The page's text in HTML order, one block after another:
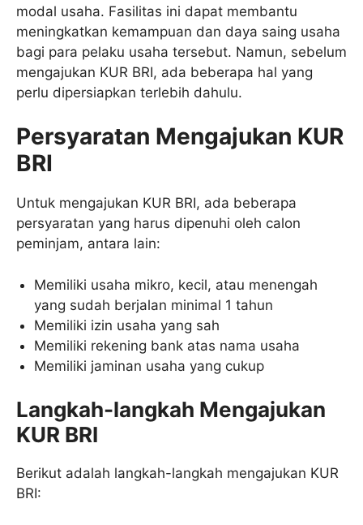
modal usaha. Fasilitas ini dapat membantu
meningkatkan kemampuan dan daya saing usaha
bagi para pelaku usaha tersebut. Namun, sebelum
mengajukan KUR BRI, ada beberapa hal yang
perlu dipersiapkan terlebih dahulu.
Persyaratan Mengajukan KUR
BRI
Untuk mengajukan KUR BRI, ada beberapa
persyaratan yang harus dipenuhi oleh calon
peminjam, antara lain:
Memiliki usaha mikro, kecil, atau menengah
yang sudah berjalan minimal 1 tahun
Memiliki izin usaha yang sah
Memiliki rekening bank atas nama usaha
Memiliki jaminan usaha yang cukup
Langkah-langkah Mengajukan
KUR BRI
Berikut adalah langkah-langkah mengajukan KUR
BRI: